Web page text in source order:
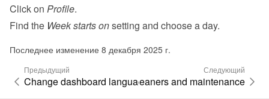
Click on Profile.
Find the Week starts on setting and choose a day.
Последнее изменение 8 декабря 2025 г.
Предыдущий
Change dashboard language
Следующий
Cleaners and maintenance